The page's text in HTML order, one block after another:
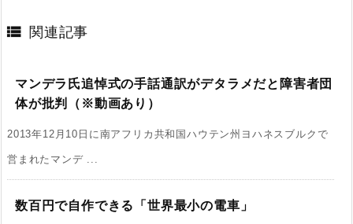
 関連記事
マンデラ氏追悼式の手話通訳がデタラメだと障害者団
体が批判（※動画あり）
2013年12月10日に南アフリカ共和国ハウテン州ヨハネスブルクで
営まれたマンデ ...
数百円で自作できる「世界最小の電車」